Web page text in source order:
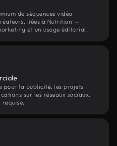
de séquences vidéo
liées à Nutrition —
et un usage éditorial.
pour la publicité, les projets
sur les réseaux sociaux.